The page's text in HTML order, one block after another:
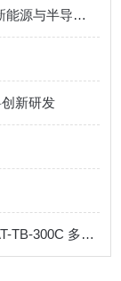
狭缝涂布试验机-微米级精准涂布，赋能新能源与半导体科研创新
新研发
深耕十七载，涂布设备的匠心之选 ——AT-TB-300C 多功能涂布试验机